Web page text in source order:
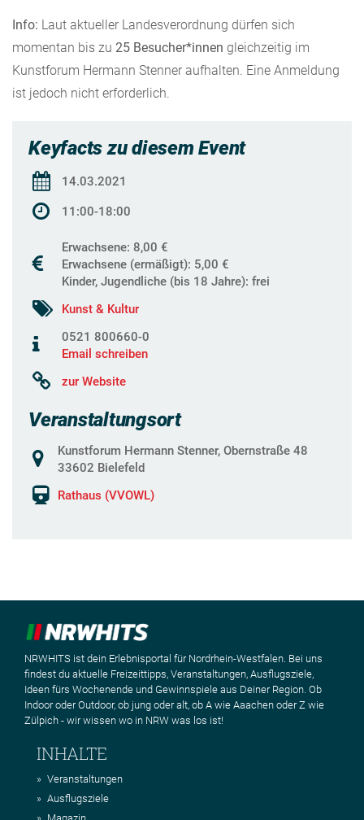
Info: Laut aktueller Landesverordnung dürfen sich
momentan bis zu 25 Besucher*innen gleichzeitig im
Kunstforum Hermann Stenner aufhalten. Eine Anmeldung
ist jedoch nicht erforderlich.
Keyfacts zu diesem Event
14.03.2021
11:00-18:00
Erwachsene: 8,00 €
Erwachsene (ermäßigt): 5,00 €
Kinder, Jugendliche (bis 18 Jahre): frei
Kunst & Kultur
0521 800660-0
Email schreiben
zur Website
Veranstaltungsort
Kunstforum Hermann Stenner, Obernstraße 48
33602 Bielefeld
Rathaus (VVOWL)
NRWHITS ist dein Erlebnisportal für Nordrhein-Westfalen. Bei uns
findest du aktuelle Freizeittipps, Veranstaltungen, Ausflugsziele,
Ideen fürs Wochenende und Gewinnspiele aus Deiner Region. Ob
Indoor oder Outdoor, ob jung oder alt, ob A wie Aaachen oder Z wie
Zülpich - wir wissen wo in NRW was los ist!
INHALTE
Veranstaltungen
Ausflugsziele
Magazin